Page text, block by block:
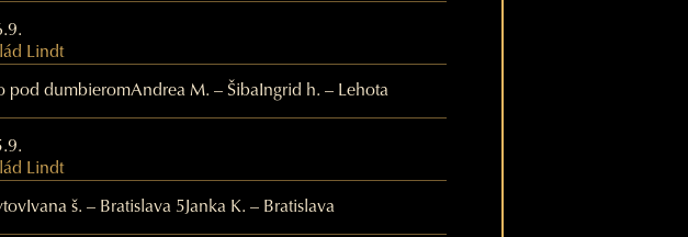
Lindt
pod dumbieromAndrea M. – ŠibaIngrid h. – Lehota
Lindt
Ivana š. – Bratislava 5Janka K. – Bratislava